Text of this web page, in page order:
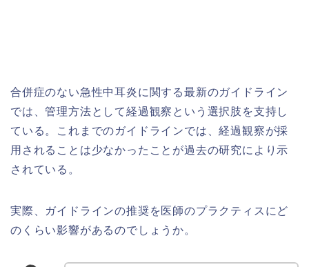
合併症のない急性中耳炎に関する最新のガイドライン
では、管理方法として経過観察という選択肢を支持し
ている。これまでのガイドラインでは、経過観察が採
用されることは少なかったことが過去の研究により示
されている。
実際、ガイドラインの推奨を医師のプラクティスにど
のくらい影響があるのでしょうか。